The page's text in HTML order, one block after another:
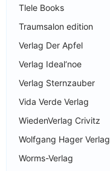
Tlele Books
Traumsalon edition
Verlag Der Apfel
Verlag Ideal‘noe
Verlag Sternzauber
Vida Verde Verlag
WiedenVerlag Crivitz
Wolfgang Hager Verlag
Worms-Verlag